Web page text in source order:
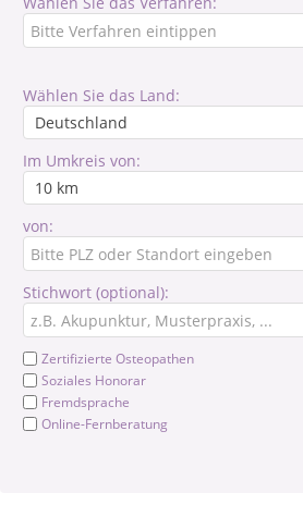
Wählen Sie das Land:
Im Umkreis von:
von:
Stichwort (optional):
Zertifizierte Osteopathen
Soziales Honorar
Fremdsprache
Online-Fernberatung